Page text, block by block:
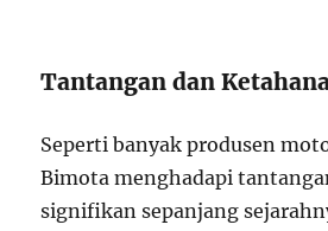
Tantangan dan
Seperti banyak produsen
Bimota menghadapi
signifikan sepanjang